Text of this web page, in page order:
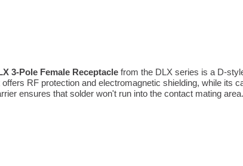
3-Pole Female Receptacle from the DLX series is a D-
RF protection and electromagnetic shielding, while its
ensures that solder won't run into the contact mating